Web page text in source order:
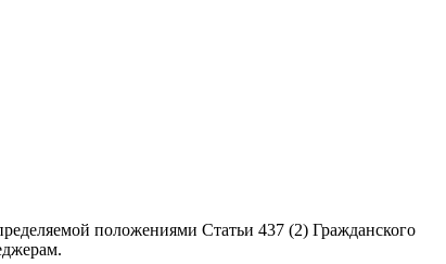
положениями Статьи 437 (2) Гражданского